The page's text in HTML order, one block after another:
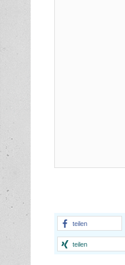
teilen
teilen